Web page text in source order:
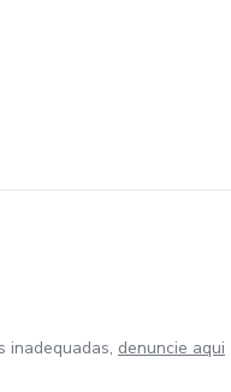
inadequadas, denuncie aqui